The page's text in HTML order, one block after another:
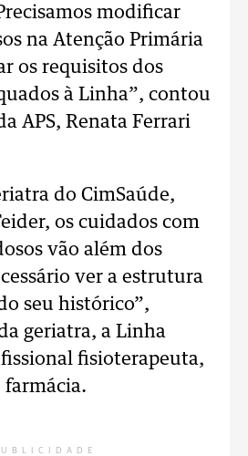
modificar
na Atenção Primária
os requisitos dos
à Linha”, contou
APS, Renata Ferrari
do CimSaúde,
os cuidados com
vão além dos
ver a estrutura
seu histórico”,
geriatra, a Linha
fisioterapeuta,
farmácia.